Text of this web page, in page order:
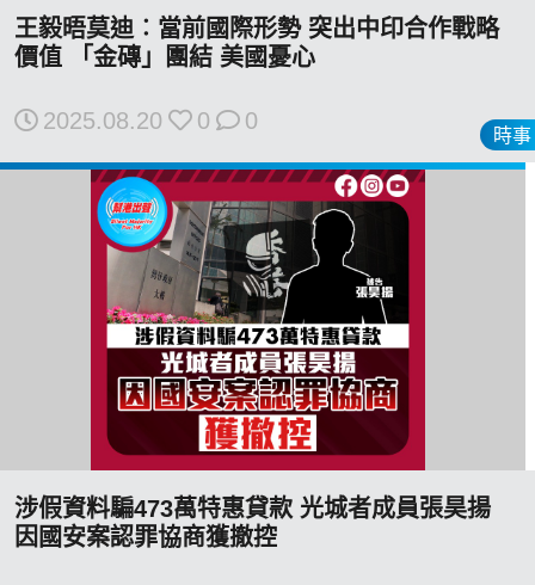
時事
王毅晤莫迪︰當前國際形勢 突出中印合作戰略
價值 「金磚」團結 美國憂心
2025.08.20 0 0
涉假資料騙473萬特惠貸款 光城者成員張昊揚
因國安案認罪協商獲撤控